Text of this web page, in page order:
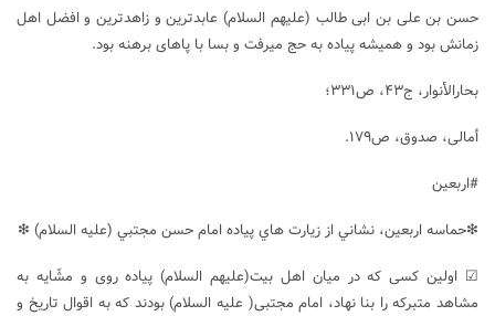
حسن بن على بن ابى طالب (علیهم السلام) عابدترین و زاهدترین و افضل اهل
زمانش بود و هميشه پياده به حج ميرفت و بسا با پاهاى برهنه بود.
بحارالأنوار، ج۴۳، ص۳۳۱؛
أمالی، صدوق، ص۱۷۹.
#اربعین
❇حماسه اربعين، نشاني از زيارت هاي پياده امام حسن مجتبي (علیه السلام) ❇
☑ اولین کسی که در میان اهل بیت(علیهم السلام) پیاده روی و مشّایه به
مشاهد متبرکه را بنا نهاد، امام مجتبی( علیه السلام) بودند که به اقوال تاریخ و